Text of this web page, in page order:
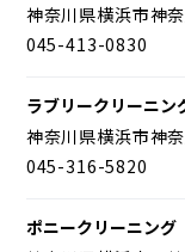
神奈川県横浜市神
045-413-0830
ラブリークリーニ
神奈川県横浜市神
045-316-5820
ポニークリーニン